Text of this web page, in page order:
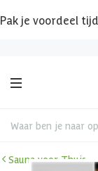
Pak je voordeel
Waar ben je naar
Sauna voor Thuis